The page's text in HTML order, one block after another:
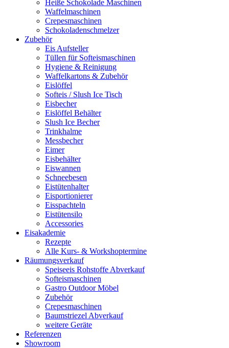
Heiße Schokolade Maschinen
Waffelmaschinen
Crepesmaschinen
Schokoladenschmelzer
Zubehör
Eis Aufsteller
Tüllen für Softeismaschinen
Hygiene & Reinigung
Waffelkartons & Zubehör
Eislöffel
Softeis / Slush Ice Tisch
Eisbecher
Eislöffel Behälter
Slush Ice Becher
Trinkhalme
Messbecher
Eimer
Eisbehälter
Eiswannen
Schneebesen
Eistütenhalter
Eisportionierer
Eisspachteln
Eistütensilo
Accessories
Eisakademie
Rezepte
Alle Kurs- & Workshoptermine
Räumungsverkauf
Speiseeis Rohstoffe Abverkauf
Softeismaschinen
Gastro Outdoor Möbel
Zubehör
Crepesmaschinen
Baumstriezel Abverkauf
weitere Geräte
Referenzen
Showroom